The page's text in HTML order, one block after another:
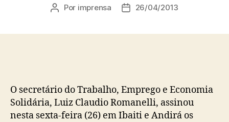
Autor
Por imprensa
Data26/04/2013
O secretário do Trabalho, Emprego e Economia
Solidária, Luiz Claudio Romanelli, assinou
nesta sexta-feira (26) em Ibaiti e Andirá os